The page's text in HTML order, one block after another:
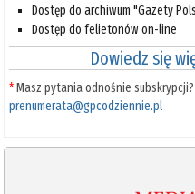
Dostęp do archiwum "Gazety
Dostęp do felietonów on-line
Dowiedz się
*Masz pytania odnośnie
prenumerata@gpcodziennie.pl